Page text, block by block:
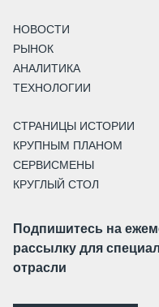
НОВОСТИ
РЫНОК
АНАЛИТИКА
ТЕХНОЛОГИИ
СТРАНИЦЫ ИСТОРИИ
КРУПНЫМ ПЛАНОМ
СЕРВИСМЕНЫ
КРУГЛЫЙ СТОЛ
Подпишитесь на
рассылку для
отрасли